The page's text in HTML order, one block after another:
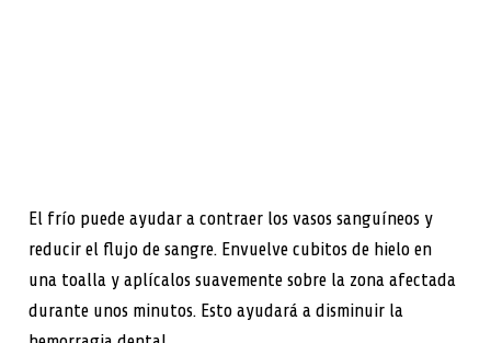
El frío puede ayudar a contraer los vasos sanguíneos y
reducir el flujo de sangre. Envuelve cubitos de hielo en
una toalla y aplícalos suavemente sobre la zona afectada
durante unos minutos. Esto ayudará a disminuir la